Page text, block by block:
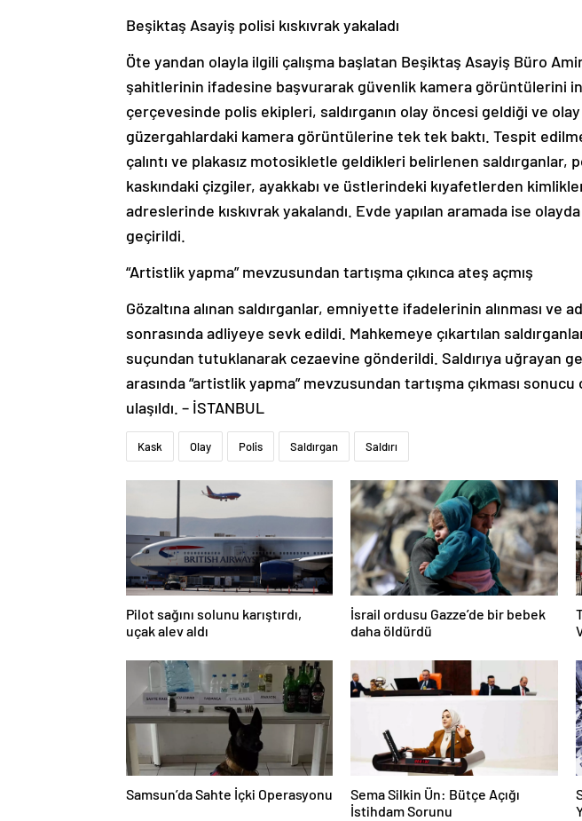
Beşiktaş Asayiş polisi kıskıvrak yakaladı
Öte yandan olayla ilgili çalışma başlatan Beşiktaş Asayiş Büro
şahitlerinin ifadesine başvurarak güvenlik kamera görüntülerini
çerçevesinde polis ekipleri, saldırganın olay öncesi geldiği ve
güzergahlardaki kamera görüntülerine tek tek baktı. Tespit
çalıntı ve plakasız motosikletle geldikleri belirlenen saldırganlar,
kaskındaki çizgiler, ayakkabı ve üstlerindeki kıyafetlerden
adreslerinde kıskıvrak yakalandı. Evde yapılan aramada ise
geçirildi.
“Artistlik yapma” mevzusundan tartışma çıkınca ateş açmış
Gözaltına alınan saldırganlar, emniyette ifadelerinin alınması ve
sonrasında adliyeye sevk edildi. Mahkemeye çıkartılan
suçundan tutuklanarak cezaevine gönderildi. Saldırıya uğrayan
arasında “artistlik yapma” mevzusundan tartışma çıkması
ulaşıldı. – İSTANBUL
Kask Olay Polis Saldırgan Saldırı
Pilot sağını solunu karıştırdı,
uçak alev aldı
İsrail ordusu Gazze’de bir bebek
daha öldürdü
Samsun’da Sahte İçki Operasyonu
Sema Silkin Ün: Bütçe Açığı
İstihdam Sorunu